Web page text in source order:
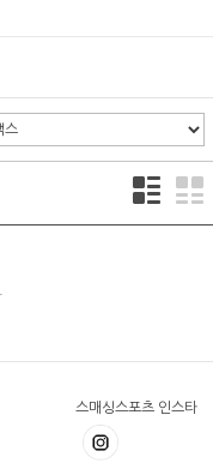
스매싱스포츠 인스타